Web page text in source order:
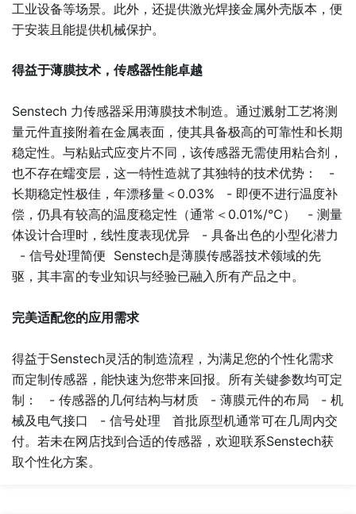
工业设备等场景。此外，还提供激光焊接金属外壳版本，便
于安装且能提供机械保护。
得益于薄膜技术，传感器性能卓越
Senstech 力传感器采用薄膜技术制造。通过溅射工艺将测
量元件直接附着在金属表面，使其具备极高的可靠性和长期
稳定性。与粘贴式应变片不同，该传感器无需使用粘合剂，
也不存在蠕变层，这一特性造就了其独特的技术优势： -
长期稳定性极佳，年漂移量＜0.03% - 即便不进行温度补
偿，仍具有较高的温度稳定性（通常＜0.01%/°C） - 测量
体设计合理时，线性度表现优异 - 具备出色的小型化潜力
- 信号处理简便 Senstech是薄膜传感器技术领域的先
驱，其丰富的专业知识与经验已融入所有产品之中。
完美适配您的应用需求
得益于Senstech灵活的制造流程，为满足您的个性化需求
而定制传感器，能快速为您带来回报。所有关键参数均可定
制： - 传感器的几何结构与材质 - 薄膜元件的布局 - 机
械及电气接口 - 信号处理 首批原型机通常可在几周内交
付。若未在网店找到合适的传感器，欢迎联系Senstech获
取个性化方案。